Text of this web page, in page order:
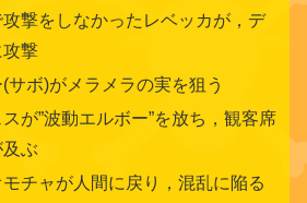
撃をしなかったレベッカが，デ
攻撃
ボ)がメラメラの実を狙う
が”波動エルボー”を放ち，観客席
ぶ
チャが人間に戻り，混乱に陥る